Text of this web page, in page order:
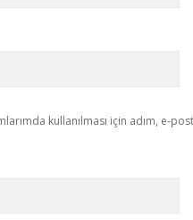
kullanılması için adım, e-